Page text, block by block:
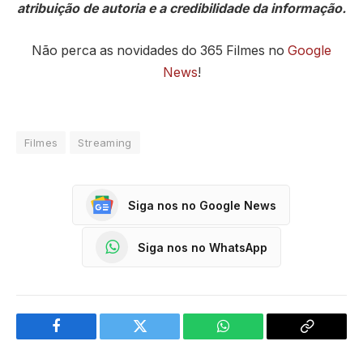
atribuição de autoria e a credibilidade da informação.
Não perca as novidades do 365 Filmes no Google
News!
Filmes Streaming
Siga nos no Google News
Siga nos no WhatsApp
Facebook Twitter WhatsApp Copy